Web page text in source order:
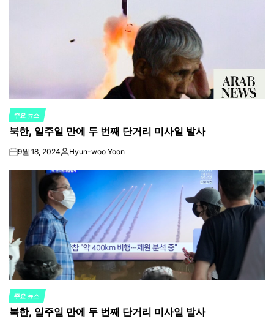
POSTED
IN
주요 뉴스
북한, 일주일 만에 두 번째 단거리 미사일 발사
on9월 18, 2024Posted
Hyun-woo Yoon
POSTED
IN
주요 뉴스
북한, 일주일 만에 두 번째 단거리 미사일 발사